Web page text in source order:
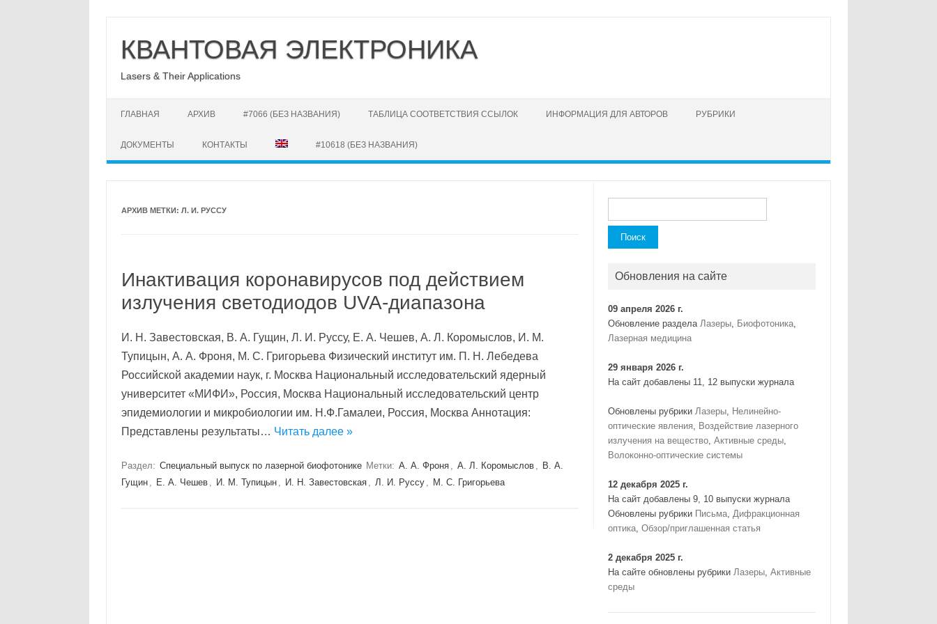
содержимому
КВАНТОВАЯ ЭЛЕКТРОНИКА
Lasers & Their Applications
ГЛАВНАЯ АРХИВ #7066 (БЕЗ НАЗВАНИЯ) ТАБЛИЦА СООТВЕТСТВИЯ ССЫЛОК ИНФОРМАЦИЯ ДЛЯ АВТОРОВ РУБРИКИ
ДОКУМЕНТЫ КОНТАКТЫ #10618 (БЕЗ НАЗВАНИЯ)
АРХИВ МЕТКИ: Л. И. РУССУ
Инактивация коронавирусов под действием
излучения светодиодов UVA-диапазона
И. Н. Завестовская, В. А. Гущин, Л. И. Руссу, Е. А. Чешев, А. Л. Коромыслов, И. М.
Тупицын, А. А. Фроня, М. С. Григорьева Физический институт им. П. Н. Лебедева
Российской академии наук, г. Москва Нацио­нальный исследовательский ядерный
университет «МИФИ», Рос­сия, Москва Национальный исследовательский центр
эпидемиологии и микробиологии им. Н.Ф.Гамалеи, Россия, Москва Аннотация:
Представлены результаты… Читать далее »
Раздел: Специальный выпуск по лазерной биофотонике Метки: А. А. Фроня , А. Л. Коромыслов , В. А.
Гущин , Е. А. Чешев , И. М. Тупицын , И. Н. Завестовская , Л. И. Руссу , М. С. Григорьева
Обновления на сайте
09 апреля 2026 г.
Обновление разделаЛазеры, Биофотоника,
Лазерная медицина
29 января 2026 г.
На сайт добавлены 11, 12 выпуски журнала
Обновлены рубрикиЛазеры, Нелинейно-
оптические явления, Воздействие лазерного
излучения на вещество,Активные среды,
Волоконно-оптические системы
12 декабря 2025 г.
На сайт добавлены 9, 10 выпуски журнала
Обновлены рубрики Письма,Дифракционная
оптика,Обзор/приглашенная статья
2 декабря 2025 г.
На сайте обновлены рубрикиЛазеры,Активные
среды